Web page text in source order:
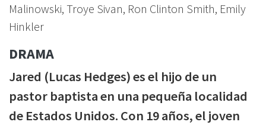
Malinowski, Troye Sivan, Ron Clinton Smith, Emily
Hinkler
DRAMA
Jared (Lucas Hedges) es el hijo de un
pastor baptista en una pequeña localidad
de Estados Unidos. Con 19 años, el joven